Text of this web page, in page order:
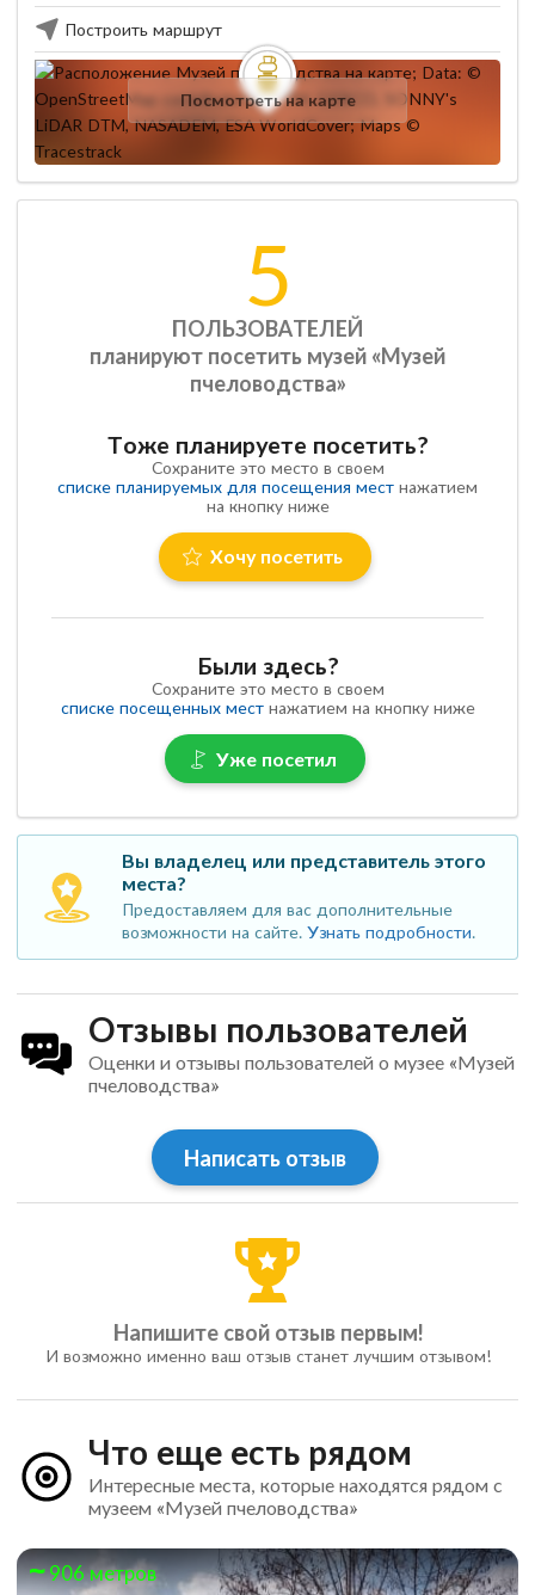
Построить маршрут
Посмотреть на карте
5
ПОЛЬЗОВАТЕЛЕЙ
планируют посетить музей «Музей
пчеловодства»
Тоже планируете посетить?
Сохраните это место в своем
списке планируемых для посещения мест нажатием
на кнопку ниже
Хочу посетить
Были здесь?
Сохраните это место в своем
списке посещенных местнажатием на кнопку ниже
Уже посетил
Вы владелец или представитель этого
места?
Предоставляем для вас дополнительные
возможности на сайте.Узнать подробности.
Отзывы пользователей
Оценки и отзывы пользователей о музее «Музей
пчеловодства»
Написать отзыв
Напишите свой отзыв первым!
И возможно именно ваш отзыв станет лучшим отзывом!
Что еще есть рядом
Интересные места, которые находятся рядом с
музеем «Музей пчеловодства»
906 метров